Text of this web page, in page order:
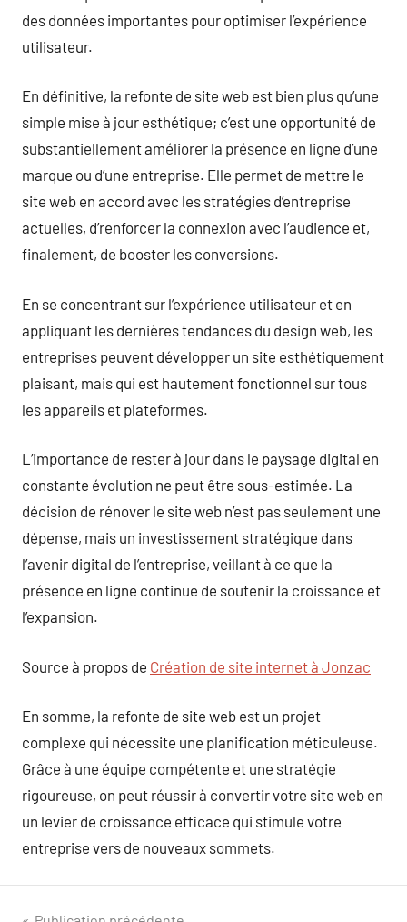
des données importantes pour optimiser l’expérience
utilisateur.
En définitive, la refonte de site web est bien plus qu’une
simple mise à jour esthétique; c’est une opportunité de
substantiellement améliorer la présence en ligne d’une
marque ou d’une entreprise. Elle permet de mettre le
site web en accord avec les stratégies d’entreprise
actuelles, d’renforcer la connexion avec l’audience et,
finalement, de booster les conversions.
En se concentrant sur l’expérience utilisateur et en
appliquant les dernières tendances du design web, les
entreprises peuvent développer un site esthétiquement
plaisant, mais qui est hautement fonctionnel sur tous
les appareils et plateformes.
L’importance de rester à jour dans le paysage digital en
constante évolution ne peut être sous-estimée. La
décision de rénover le site web n’est pas seulement une
dépense, mais un investissement stratégique dans
l’avenir digital de l’entreprise, veillant à ce que la
présence en ligne continue de soutenir la croissance et
l’expansion.
Source à propos de Création de site internet à Jonzac
En somme, la refonte de site web est un projet
complexe qui nécessite une planification méticuleuse.
Grâce à une équipe compétente et une stratégie
rigoureuse, on peut réussir à convertir votre site web en
un levier de croissance efficace qui stimule votre
entreprise vers de nouveaux sommets.